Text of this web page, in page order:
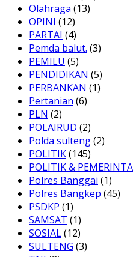
Olahraga (13)
OPINI (12)
PARTAI (4)
Pemda balut. (3)
PEMILU (5)
PENDIDIKAN (5)
PERBANKAN (1)
Pertanian (6)
PLN (2)
POLAIRUD (2)
Polda sulteng(2)
POLITIK(145)
POLITIK &
Polres Banggai (1)
Polres Bangkep (45)
PSDKP (1)
SAMSAT (1)
SOSIAL(12)
SULTENG (3)